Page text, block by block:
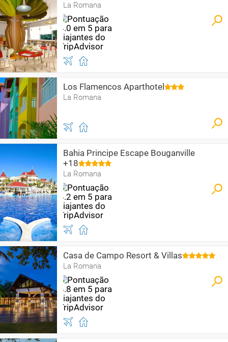
La Romana
Los Flamencos Aparthotel
La Romana
Bahia Principe Escape Bouganville
+18
La Romana
Casa de Campo Resort & Villas
La Romana